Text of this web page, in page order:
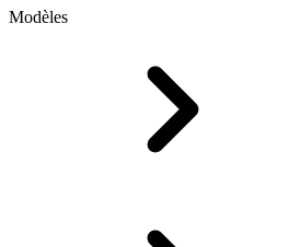
Modèles